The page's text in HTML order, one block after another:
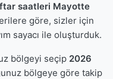
saatleri Mayotte
göre, sizler için
sayacı ile oluşturduk.
bölgeyi seçip 2026
bölgeye göre takip